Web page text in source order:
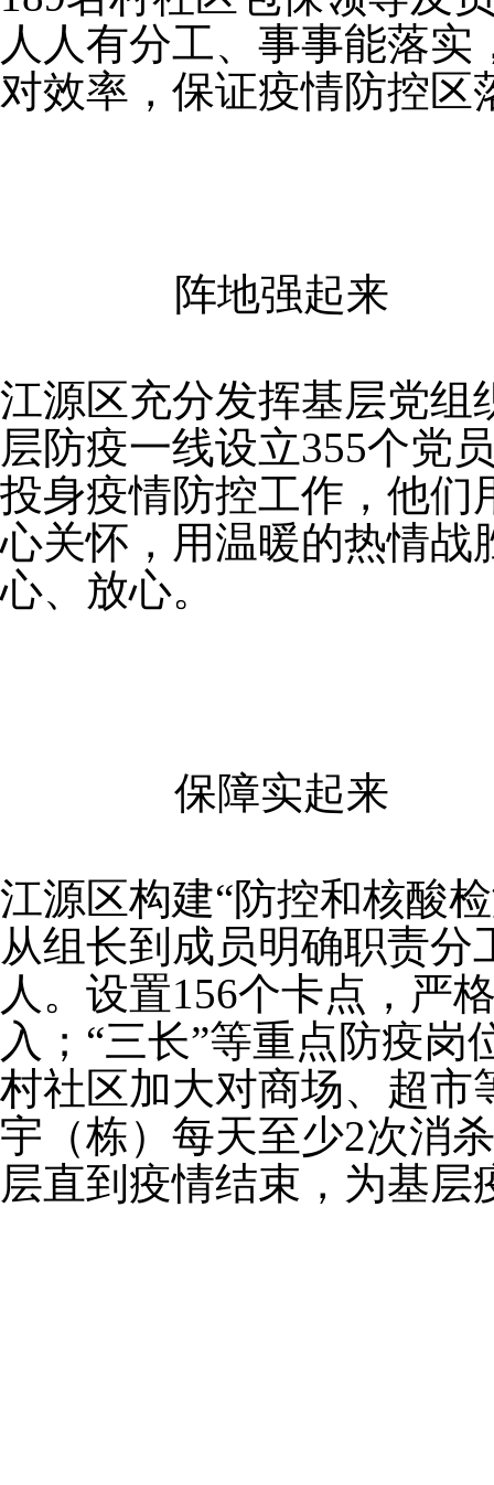
人人有分工、事事能落
对效率，保证疫情防控区
阵地强起来
江源区充分发挥基层党组
层防疫一线设立355个党
投身疫情防控工作，他们
心关怀，用温暖的热情战
心、放心。
保障实起来
江源区构建“防控和核酸
从组长到成员明确职责
人。设置156个卡点，严
入；“三长”等重点防疫
村社区加大对商场、超市
宇（栋）每天至少2次消
层直到疫情结束，为基